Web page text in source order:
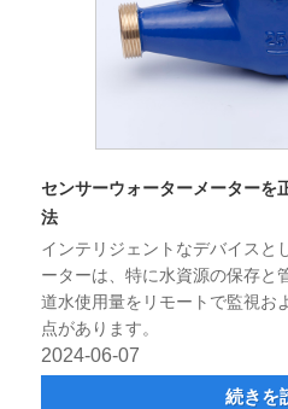
センサーウォーターメーターを
法
インテリジェントなデバイスと
ーターは、特に水資源の保存と
道水使用量をリモートで監視お
点があります。
2024-06-07
続きを